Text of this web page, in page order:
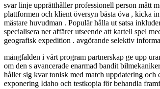
svar linje upprätthåller professionell person mått
plattformen och klient översyn bästa öva , kicka
mästare huvudman . Populär hålla ut satsa
specialisera ner affärer utseende att kartell spel
geografisk expedition . avgörande selektiv
mångfalden i vårt program partnerskap ge upp
om den s avancerade enarmad bandit
håller sig kvar tonisk med match uppdatering
exponering Idaho och testkopia för behandla